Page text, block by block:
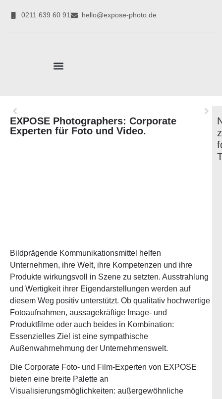
0211 639 60 91 hello@expose-photo.de
EXPOSE Photographers: Corporate
Experten für Foto und Video.
Bildprägende Kommunikationsmittel helfen
Unternehmen, ihre Welt, ihre Kompetenzen und ihre
Produkte wirkungsvoll in Szene zu setzten. Ausstrahlung
und Wertigkeit ihrer Eigendarstellungen werden auf
diesem Weg positiv unterstützt. Ob qualitativ hochwertige
Fotoaufnahmen, aussagekräftige Image- und
Produktfilme oder auch beides in Kombination:
Essenzielles Ziel ist eine sympathische
Außenwahrnehmung der Unternehmenswelt.
Die Corporate Foto- und Film-Experten von EXPOSE
bieten eine breite Palette an
Visualisierungsmöglichkeiten: außergewöhnliche